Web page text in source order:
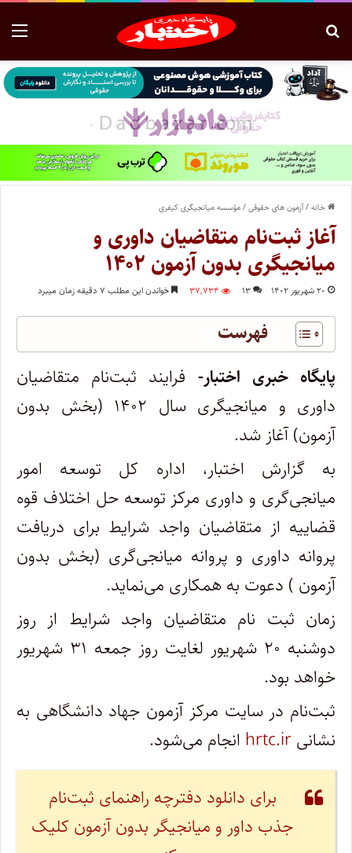
خانه/آزمون های حقوقی/مؤسسه میانجیگری کیفری
آغاز ثبت‌نام متقاضیان داوری و
میانجیگری بدون آزمون ۱۴۰۲
۲۰ شهریور ۱۴۰۲ ۱۳ ۳۷,۷۳۴ خواندن این مطلب ۷ دقیقه زمان میبرد
فهرست
پایگاه خبری اختبار- فرایند ثبت‌نام متقاضیان
داوری و میانجیگری سال ۱۴۰۲ (بخش بدون
آزمون) آغاز شد.
به گزارش اختبار، اداره کل توسعه امور
میانجی‌گری و داوری مرکز توسعه حل اختلاف قوه
قضاییه از متقاضیان واجد شرایط برای دریافت
پروانه داوری و پروانه میانجی‌گری (بخش بدون
آزمون ) دعوت به همکاری می‌نماید.
زمان ثبت نام متقاضیان واجد شرایط از روز
دوشنبه ۲۰ شهریور لغایت روز جمعه ۳۱ شهریور
خواهد بود.
ثبت‌نام در سایت مرکز آزمون جهاد دانشگاهی به
نشانی hrtc.ir انجام می‌شود.
برای دانلود دفترچه راهنمای ثبت‌نام
جذب داور و میانجیگر بدون آزمون کلیک